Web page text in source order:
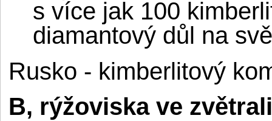
s více jak 100
diamantový důl na
Rusko - kimberlitový
B, rýžoviska ve